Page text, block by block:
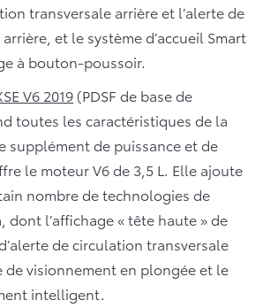
transversale arrière et l’alerte de
et le système d’accueil Smart
à bouton-poussoir.
V6 2019 (PDSF de base de
toutes les caractéristiques de la
supplément de puissance et de
le moteur V6 de 3,5 L. Elle ajoute
nombre de technologies de
dont l’affichage « tête haute » de
de circulation transversale
de visionnement en plongée et le
intelligent.